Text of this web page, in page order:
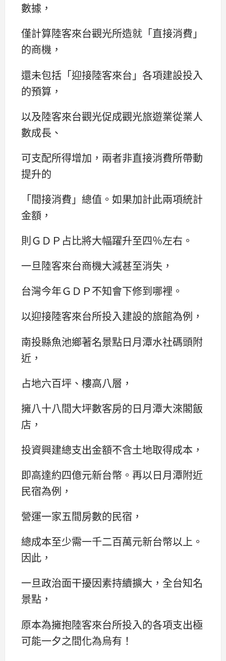
數據，
僅計算陸客來台觀光所造就「直接消費」
的商機，
還未包括「迎接陸客來台」各項建設投入
的預算，
以及陸客來台觀光促成觀光旅遊業從業人
數成長、
可支配所得增加，兩者非直接消費所帶動
提升的
「間接消費」總值。如果加計此兩項統計
金額，
則ＧＤＰ占比將大幅躍升至四％左右。
一旦陸客來台商機大減甚至消失，
台灣今年ＧＤＰ不知會下修到哪裡。
以迎接陸客來台所投入建設的旅館為例，
南投縣魚池鄉著名景點日月潭水社碼頭附
近，
占地六百坪、樓高八層，
擁八十八間大坪數客房的日月潭大淶閣飯
店，
投資興建總支出金額不含土地取得成本，
即高達約四億元新台幣。再以日月潭附近
民宿為例，
營運一家五間房數的民宿，
總成本至少需一千二百萬元新台幣以上。
因此，
一旦政治面干擾因素持續擴大，全台知名
景點，
原本為擁抱陸客來台所投入的各項支出極
可能一夕之間化為烏有！